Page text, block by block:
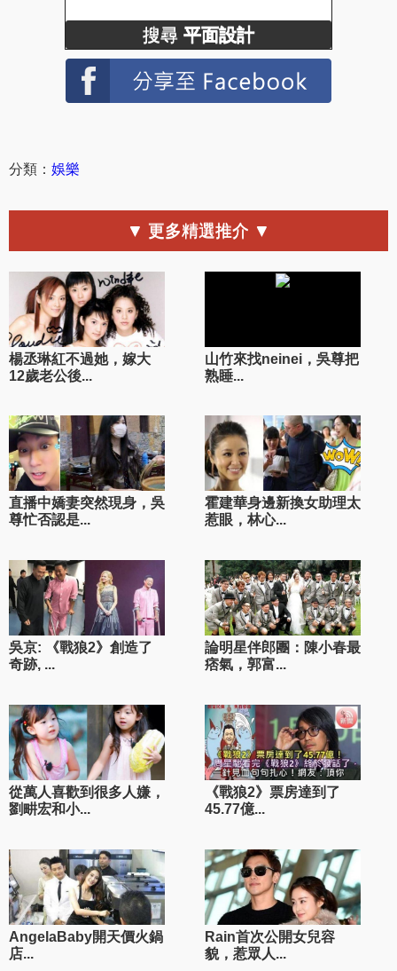
搜尋 平面設計
分類： 娛樂
▼ 更多精選推介 ▼
楊丞琳紅不過她，嫁大
12歲老公後...
山竹來找neinei，吳尊把
熟睡...
直播中嬌妻突然現身，吳
尊忙否認是...
霍建華身邊新換女助理太
惹眼，林心...
吳京: 《戰狼2》創造了
奇跡, ...
論明星伴郎團：陳小春最
痞氣，郭富...
從萬人喜歡到很多人嫌，
劉畊宏和小...
《戰狼2》票房達到了
45.77億...
AngelaBaby開天價火鍋
店...
Rain首次公開女兒容
貌，惹眾人...